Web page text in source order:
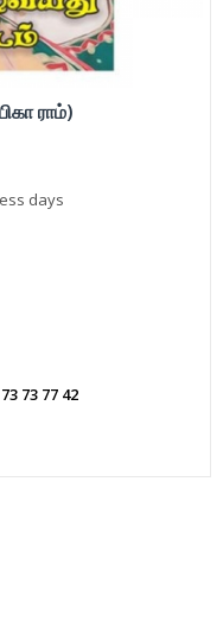
ராம்)
days
73 77 42